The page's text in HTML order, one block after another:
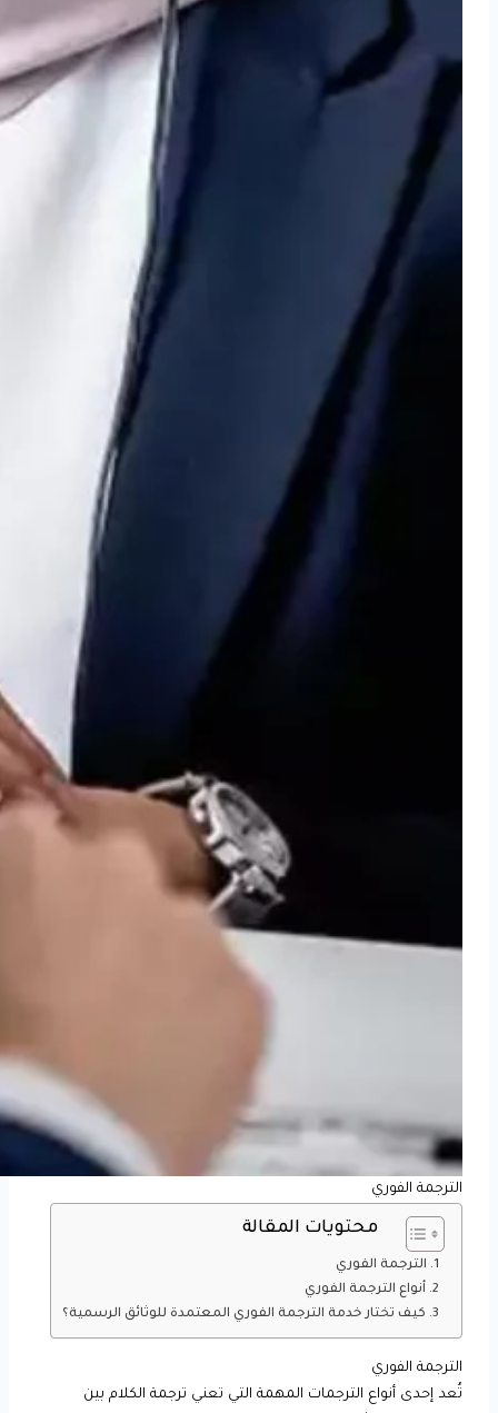
الترجمة الفوري
محتويات المقالة
الترجمة الفوري
أنواع الترجمة الفوري
كيف تختار خدمة الترجمة الفوري المعتمدة للوثائق الرسمية؟
الترجمة الفوري
تُعد إحدى أنواع الترجمات المهمة التي تعني ترجمة الكلام بين